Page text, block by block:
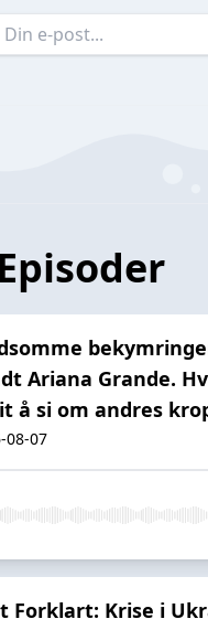
Episoder
Ariana Grande.
å si om andres
08-07
Forklart: Krise i